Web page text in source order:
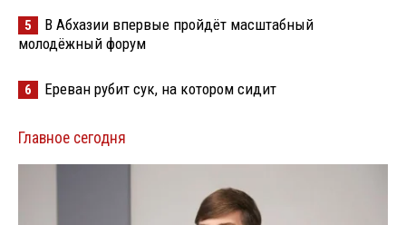
5
В Абхазии впервые пройдёт масштабный
молодёжный форум
6 Ереван рубит сук, на котором сидит
Главное сегодня